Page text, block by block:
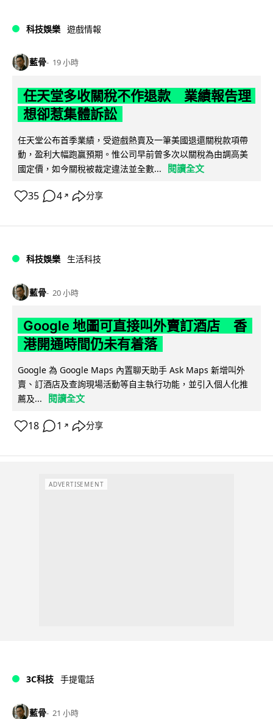
科技娛樂 遊戲情報
藍骨 19 小時
任天堂多收關稅不作退款 業績報告理
想卻惹集體訴訟
任天堂公布首季業績，受遊戲熱賣及一筆美國退還關稅款項帶
動，盈利大幅跑贏預期。惟公司早前曾多次以關稅為由調高美
國定價，如今關稅被裁定違法並全數...
閱讀全文
35 4 ↗ 分享
科技娛樂 生活科技
藍骨 20 小時
Google 地圖可直接叫外賣訂酒店 香
港開通時間仍未有着落
Google 為 Google Maps 內置聊天助手 Ask Maps 新增叫外
賣、訂酒店及查詢現場活動等自主執行功能，並引入個人化推
薦及...
閱讀全文
18 1 ↗ 分享
ADVERTISEMENT
3C科技 手提電話
藍骨 21 小時